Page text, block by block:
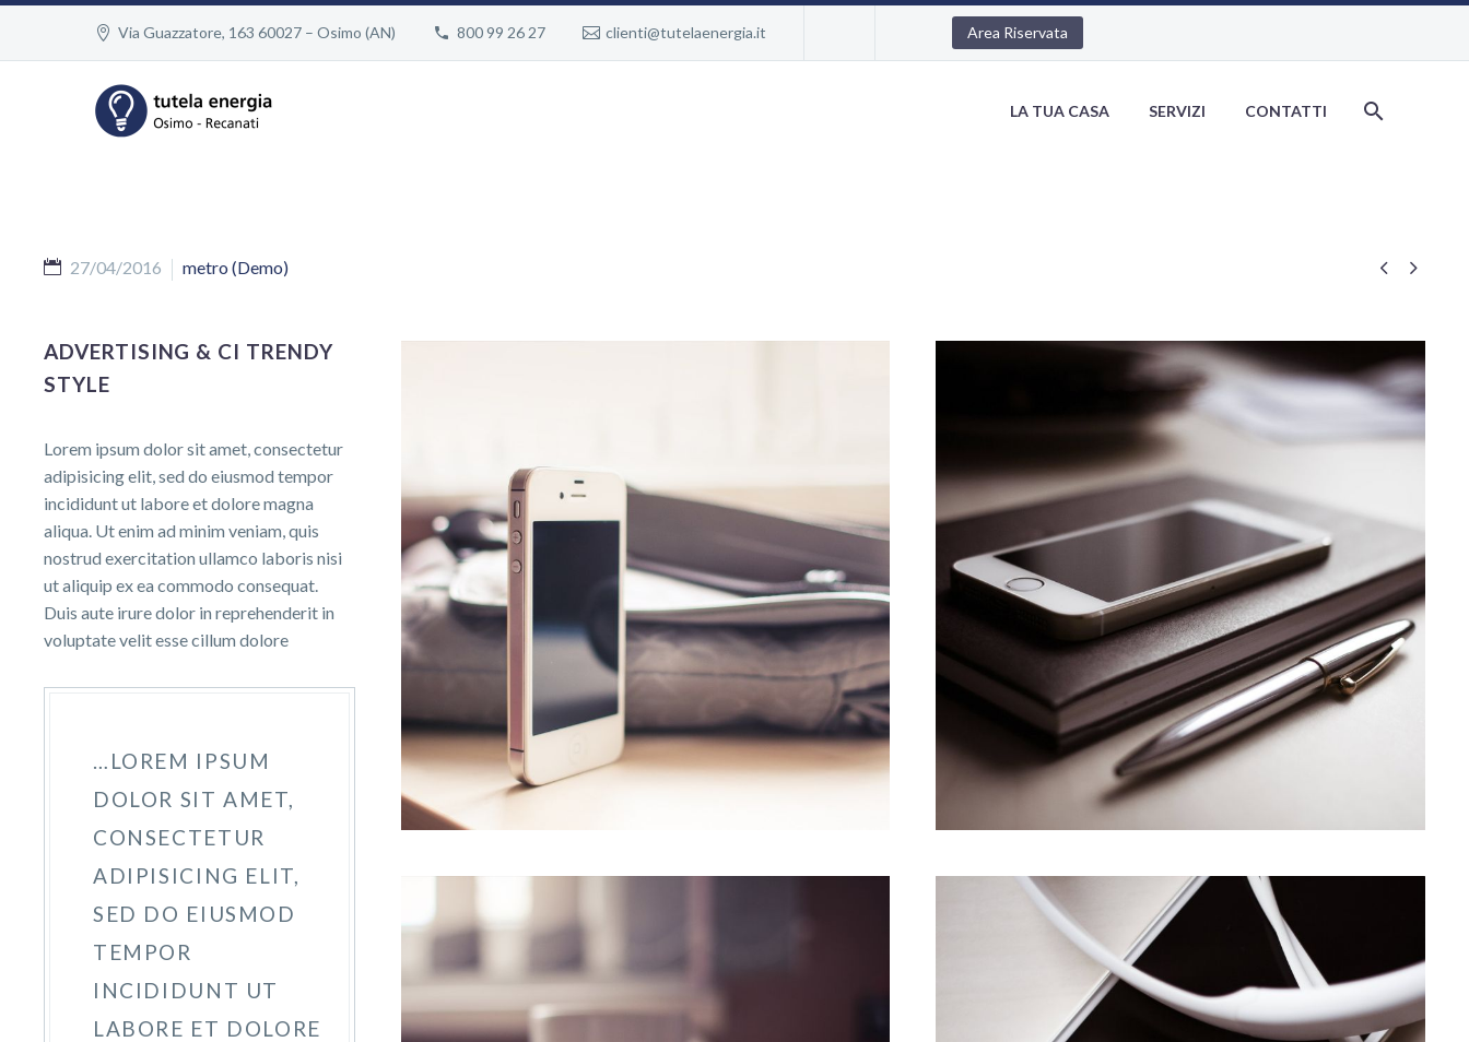
Via Guazzatore, 163 60027 – Osimo (AN) 800 99 26 27 clienti@tutelaenergia.it Area Riservata
LA TUA CASA SERVIZI CONTATTI
 
27/04/2016 metro (Demo)
ADVERTISING & CI TRENDY
STYLE
Lorem ipsum dolor sit amet, consectetur
adipisicing elit, sed do eiusmod tempor
incididunt ut labore et dolore magna
aliqua. Ut enim ad minim veniam, quis
nostrud exercitation ullamco laboris nisi
ut aliquip ex ea commodo consequat.
Duis aute irure dolor in reprehenderit in
voluptate velit esse cillum dolore
…LOREM IPSUM
DOLOR SIT AMET,
CONSECTETUR
ADIPISICING ELIT,
SED DO EIUSMOD
TEMPOR
INCIDIDUNT UT
LABORE ET DOLORE